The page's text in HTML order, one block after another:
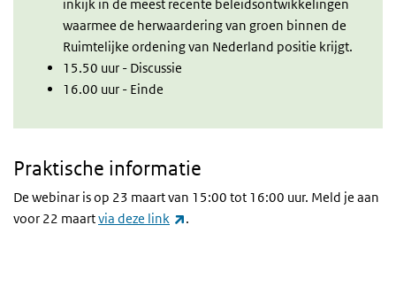
inkijk in de meest recente beleidsontwikkelingen
waarmee de herwaardering van groen binnen de
Ruimtelijke ordening van Nederland positie krijgt.
15.50 uur - Discussie
16.00 uur - Einde
Praktische informatie
De webinar is op 23 maart van 15:00 tot 16:00 uur. Meld je aan
voor 22 maartvia deze link (externe link)
.